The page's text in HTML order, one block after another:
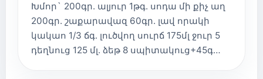
Խմոր` 200գր. ալյուր 1թգ. սոդա մի քիչ աղ
200գր. շաքարավազ 60գր. լավ որակի
կակաո 1/3 ճգ. լուծվող սուրճ 175մլ ջուր 5
դեղնուց 125 մլ. ձեթ 8 սպիտակուց+45գ…